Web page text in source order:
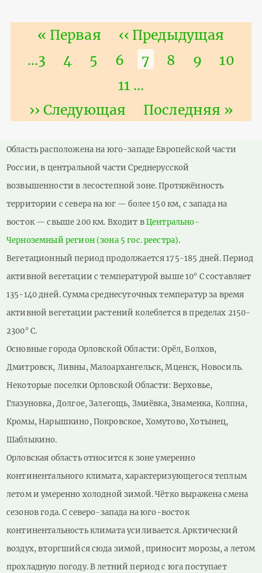
Нумерация
страниц
Первая
страница
« Первая
Предыдущая
страница
‹‹ Предыдущая
Страница
…3 Страница
4 Страница
5 Страница
6
Текущая
7 Страница
8 9
10
Страница
11 …
Следующая
›› Следующая
Последняя
Последняя »
Область расположена на юго-западе Европейской части
России, в центральной части Среднерусской
возвышенности в лесостепной зоне. Протяжённость
территории с севера на юг — более 150 км, с запада на
восток — свыше 200 км. Входит вЦентрально-
Черноземный регион (зона 5 гос. реестра).
Вегетационный период продолжается 175-185 дней. Период
активной вегетации с температурой выше 10° С составляет
135-140 дней. Сумма среднесуточных температур за время
активной вегетации растений колеблется в пределах 2150-
2300° С.
Основные города Орловской Области: Орёл, Болхов,
Дмитровск, Ливны, Малоархангельск, Мценск, Новосиль.
Некоторые поселки Орловской Области: Верховье,
Глазуновка, Долгое, Залегощь, Змиёвка, Знаменка, Колпна,
Кромы, Нарышкино, Покровское, Хомутово, Хотынец,
Шаблыкино.
Орловская область относится к зоне умеренно
континентального климата, характеризующегося теплым
летом и умеренно холодной зимой. Чётко выражена смена
сезонов года. С северо-запада на юго-восток
континентальность климата усиливается. Арктический
воздух, вторгшийся сюда зимой, приносит морозы, а летом
прохладную погоду. В летний период с юга поступает